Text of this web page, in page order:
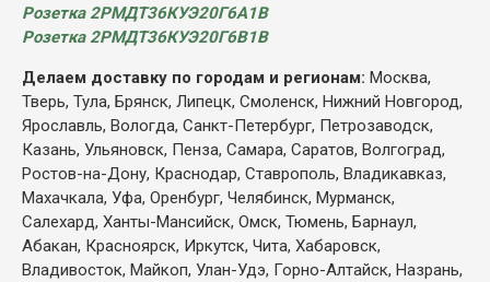
Розетка 2РМДТ36КУЭ20Г6А1В
Розетка 2РМДТ36КУЭ20Г6В1В
Делаем доставку по городам и регионам: Москва,
Тверь, Тула, Брянск, Липецк, Смоленск, Нижний Новгород,
Ярославль, Вологда, Санкт-Петербург, Петрозаводск,
Казань, Ульяновск, Пенза, Самара, Саратов, Волгоград,
Ростов-на-Дону, Краснодар, Ставрополь, Владикавказ,
Махачкала, Уфа, Оренбург, Челябинск, Мурманск,
Салехард, Ханты-Мансийск, Омск, Тюмень, Барнаул,
Абакан, Красноярск, Иркутск, Чита, Хабаровск,
Владивосток, Майкоп, Улан-Удэ, Горно-Алтайск, Назрань,